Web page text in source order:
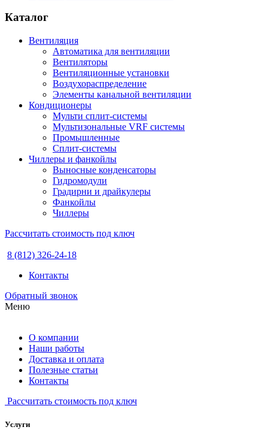
Каталог
Вентиляция
Автоматика для вентиляции
Вентиляторы
Вентиляционные установки
Воздухораспределение
Элементы канальной вентиляции
Кондиционеры
Мульти сплит-системы
Мультизональные VRF системы
Промышленные
Сплит-системы
Чиллеры и фанкойлы
Выносные конденсаторы
Гидромодули
Градирни и драйкулеры
Фанкойлы
Чиллеры
Рассчитать стоимость под ключ
8 (812) 326-24-18
Контакты
Обратный звонок
Меню
О компании
Наши работы
Доставка и оплата
Полезные статьи
Контакты
Рассчитать стоимость под ключ
Услуги